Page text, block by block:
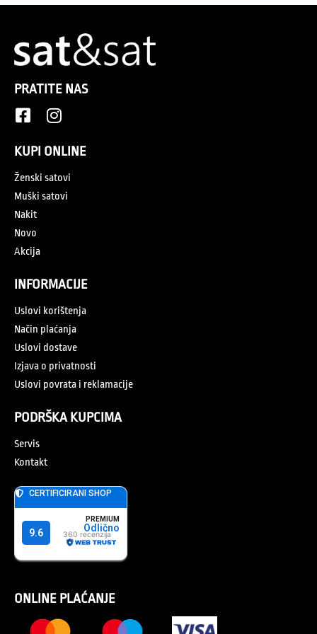
PRATITE NAS
KUPI ONLINE
Ženski satovi
Muški satovi
Nakit
Novo
Akcija
INFORMACIJE
Uslovi korištenja
Način plaćanja
Uslovi dostave
Izjava o privatnosti
Uslovi povrata i reklamacije
PODRŠKA KUPCIMA
Servis
Kontakt
ONLINE PLAĆANJE